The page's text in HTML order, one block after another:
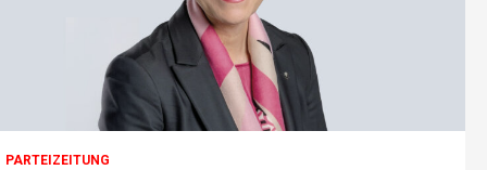
PARTEIZEITUNG